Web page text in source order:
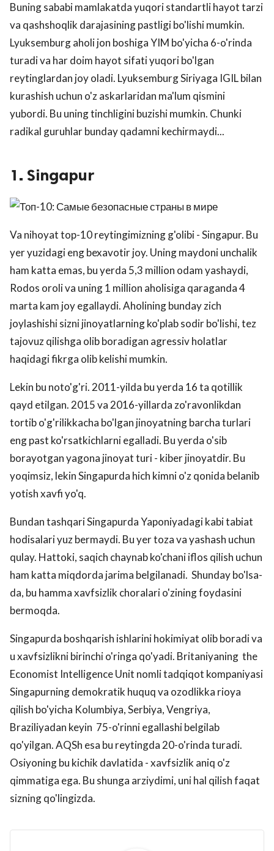
Buning sababi mamlakatda yuqori standartli hayot tarzi
va qashshoqlik darajasining pastligi bo'lishi mumkin.
Lyuksemburg aholi jon boshiga YIM bo'yicha 6-o'rinda
turadi va har doim hayot sifati yuqori bo'lgan
reytinglardan joy oladi. Lyuksemburg Siriyaga IGIL bilan
kurashish uchun o'z askarlaridan ma'lum qismini
yubordi. Bu uning tinchligini buzishi mumkin. Chunki
radikal guruhlar bunday qadamni kechirmaydi...
1. Singapur
Va nihoyat top-10 reytingimizning g'olibi - Singapur. Bu
yer yuzidagi eng bexavotir joy. Uning maydoni unchalik
ham katta emas, bu yerda 5,3 million odam yashaydi,
Rodos oroli va uning 1 million aholisiga qaraganda 4
marta kam joy egallaydi. Aholining bunday zich
joylashishi sizni jinoyatlarning ko'plab sodir bo'lishi, tez
tajovuz qilishga olib boradigan agressiv holatlar
haqidagi fikrga olib kelishi mumkin.
Lekin bu noto'g'ri. 2011-yilda bu yerda 16 ta qotillik
qayd etilgan. 2015 va 2016-yillarda zo'ravonlikdan
tortib o'g'rilikkacha bo'lgan jinoyatning barcha turlari
eng past ko'rsatkichlarni egalladi. Bu yerda o'sib
borayotgan yagona jinoyat turi - kiber jinoyatdir. Bu
yoqimsiz, lekin Singapurda hich kimni o'z qonida belanib
yotish xavfi yo'q.
Bundan tashqari Singapurda Yaponiyadagi kabi tabiat
hodisalari yuz bermaydi. Bu yer toza va yashash uchun
qulay. Hattoki, saqich chaynab ko'chani iflos qilish uchun
ham katta miqdorda jarima belgilanadi. Shunday bo'lsa-
da, bu hamma xavfsizlik choralari o'zining foydasini
bermoqda.
Singapurda boshqarish ishlarini hokimiyat olib boradi va
u xavfsizlikni birinchi o'ringa qo'yadi. Britaniyaning the
Economist Intelligence Unit nomli tadqiqot kompaniyasi
Singapurning demokratik huquq va ozodlikka rioya
qilish bo'yicha Kolumbiya, Serbiya, Vengriya,
Braziliyadan keyin 75-o'rinni egallashi belgilab
qo'yilgan. AQSh esa bu reytingda 20-o'rinda turadi.
Osiyoning bu kichik davlatida - xavfsizlik aniq o'z
qimmatiga ega. Bu shunga arziydimi, uni hal qilish faqat
sizning qo'lingizda.